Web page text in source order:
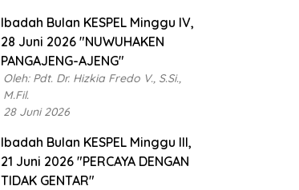
Ibadah Bulan KESPEL Minggu IV,
28 Juni 2026 "NUWUHAKEN
PANGAJENG-AJENG"
Oleh: Pdt. Dr. Hizkia Fredo V., S.Si.,
M.Fil.
28 Juni 2026
Ibadah Bulan KESPEL Minggu III,
21 Juni 2026 "PERCAYA DENGAN
TIDAK GENTAR"